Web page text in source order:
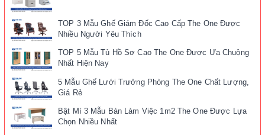
TOP 3 Mẫu Ghế Giám Đốc Cao Cấp The One Được
Nhiều Người Yêu Thích
TOP 5 Mẫu Tủ Hồ Sơ Cao The One Được Ưa Chuộng
Nhất Hiện Nay
5 Mẫu Ghế Lưới Trưởng Phòng The One Chất Lượng,
Giá Rẻ
Bật Mí 3 Mẫu Bàn Làm Việc 1m2 The One Được Lựa
Chọn Nhiều Nhất